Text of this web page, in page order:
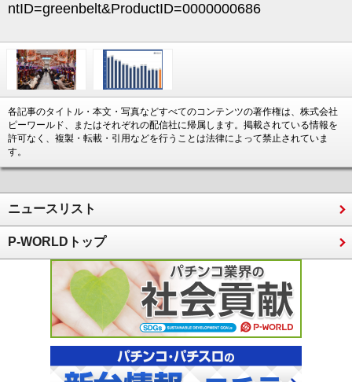
ntID=greenbelt&ProductID=0000000686
各記事のタイトル・本文・写真などすべてのコンテンツの著作権は、株式会社
ピーワールド、またはそれぞれの配信社に帰属します。掲載されている情報を
許可なく、複製・転載・引用などを行うことは法律によって禁止されていま
す。
ニュースリスト
P-WORLDトップ